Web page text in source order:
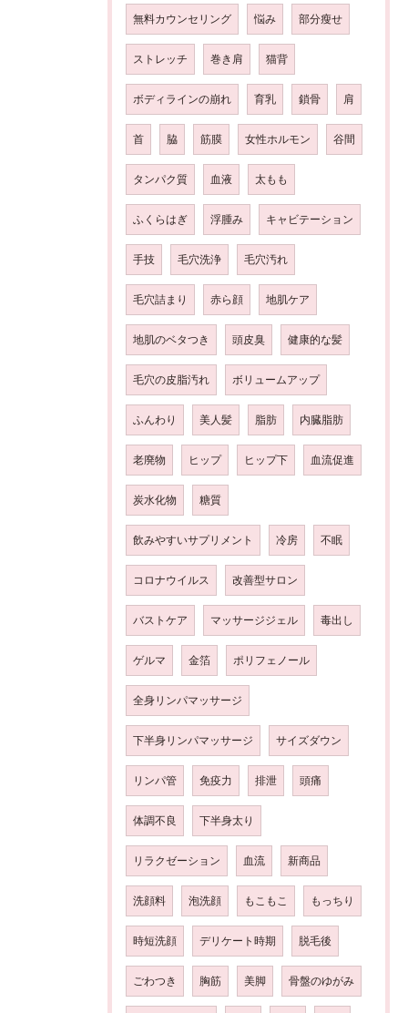
無料カウンセリング 悩み 部分瘦せ
ストレッチ 巻き肩 猫背
ボディラインの崩れ 育乳 鎖骨 肩
首 脇 筋膜 女性ホルモン 谷間
タンパク質 血液 太もも
ふくらはぎ 浮腫み キャビテーション
手技 毛穴洗浄 毛穴汚れ
毛穴詰まり 赤ら顔 地肌ケア
地肌のベタつき 頭皮臭 健康的な髪
毛穴の皮脂汚れ ボリュームアップ
ふんわり 美人髪 脂肪 内臓脂肪
老廃物 ヒップ ヒップ下 血流促進
炭水化物 糖質
飲みやすいサプリメント 冷房 不眠
コロナウイルス 改善型サロン
バストケア マッサージジェル 毒出し
ゲルマ 金箔 ポリフェノール
全身リンパマッサージ
下半身リンパマッサージ サイズダウン
リンパ管 免疫力 排泄 頭痛
体調不良 下半身太り
リラクゼーション 血流 新商品
洗顔料 泡洗顔 もこもこ もっちり
時短洗顔 デリケート時期 脱毛後
ごわつき 胸筋 美脚 骨盤のゆがみ